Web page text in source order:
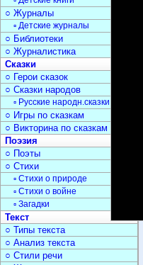
○ Журналы
▫ Детские журналы
○ Библиотеки
○ Журналистика
Сказки
○ Герои сказок
○ Сказки народов
▫ Русские народн.сказки
○ Игры по сказкам
○ Викторина по сказкам
Поэзия
○ Поэты
○ Стихи
▫ Стихи о природе
▫ Стихи о войне
▫ Загадки
Текст
○ Типы текста
○ Анализ текста
○ Стили речи